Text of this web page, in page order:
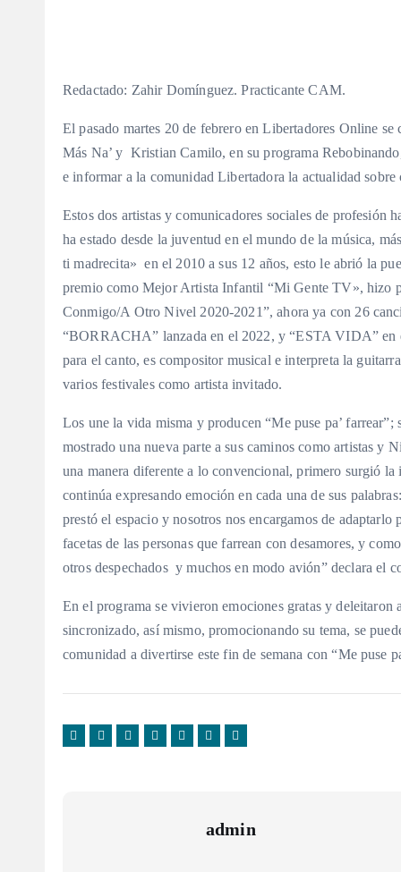
Redactado: Zahir Domínguez. Practicante CAM.
El pasado martes 20 de febrero en Libertadores Online
Más Na’ y Kristian Camilo, en su programa
e informar a la comunidad Libertadora la actualidad
Estos dos artistas y comunicadores sociales de profesión
ha estado desde la juventud en el mundo de la música,
ti madrecita» en el 2010 a sus 12 años, esto le abrió la
premio como Mejor Artista Infantil “Mi Gente TV», hizo
Conmigo/A Otro Nivel 2020-2021”, ahora ya con 26
“BORRACHA” lanzada en el 2022, y “ESTA VIDA” en
para el canto, es compositor musical e interpreta la
varios festivales como artista invitado.
Los une la vida misma y producen “Me puse pa’
mostrado una nueva parte a sus caminos como artistas y
una manera diferente a lo convencional, primero surgió
continúa expresando emoción en cada una de sus
prestó el espacio y nosotros nos encargamos de
facetas de las personas que farrean con desamores, y
otros despechados y muchos en modo avión” declara el
En el programa se vivieron emociones gratas y
sincronizado, así mismo, promocionando su tema, se
comunidad a divertirse este fin de semana con “Me puse
admin